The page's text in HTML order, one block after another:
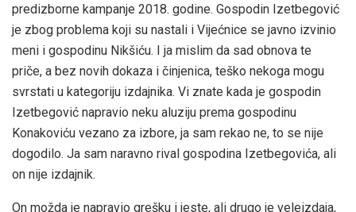
predizborne kampanje 2018. godine. Gospodin Izetbegović
je zbog problema koji su nastali i Vijećnice se javno izvinio
meni i gospodinu Nikšiću. I ja mislim da sad obnova te
priče, a bez novih dokaza i činjenica, teško nekoga mogu
svrstati u kategoriju izdajnika. Vi znate kada je gospodin
Izetbegović napravio neku aluziju prema gospodinu
Konakoviću vezano za izbore, ja sam rekao ne, to se nije
dogodilo. Ja sam naravno rival gospodina Izetbegovića, ali
on nije izdajnik.
On možda je napravio grešku i jeste, ali drugo je veleizdaja,